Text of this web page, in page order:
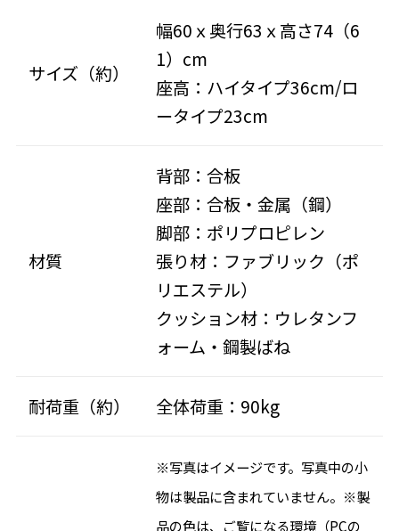
サイズ（約）
幅60ｘ奥行63ｘ高さ74（6
1）cm
座高：ハイタイプ36cm/ロ
ータイプ23cm
材質
背部：合板
座部：合板・金属（鋼）
脚部：ポリプロピレン
張り材：ファブリック（ポ
リエステル）
クッション材：ウレタンフ
ォーム・鋼製ばね
耐荷重（約） 全体荷重：90kg
※写真はイメージです。写真中の小
物は製品に含まれていません。※製
品の色は、ご覧になる環境（PCの